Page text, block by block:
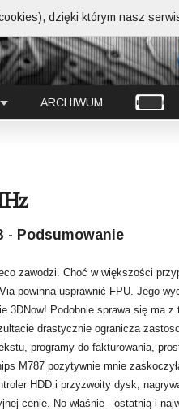
ARCHIWUM
- Podsumowanie
zawodzi. Choć w większości
powinna usprawnić FPU. Jego
Podobnie sprawa się ma
drastycznie ogranicza
programy do fakturowania,
M787 pozytywnie mnie
HDD i przyzwoity dysk,
cenie. No właśnie - ostatnią i
dzięki którym nasz